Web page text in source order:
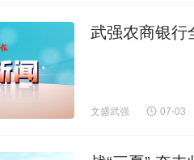
武强农商银行
文盛武强 07-03